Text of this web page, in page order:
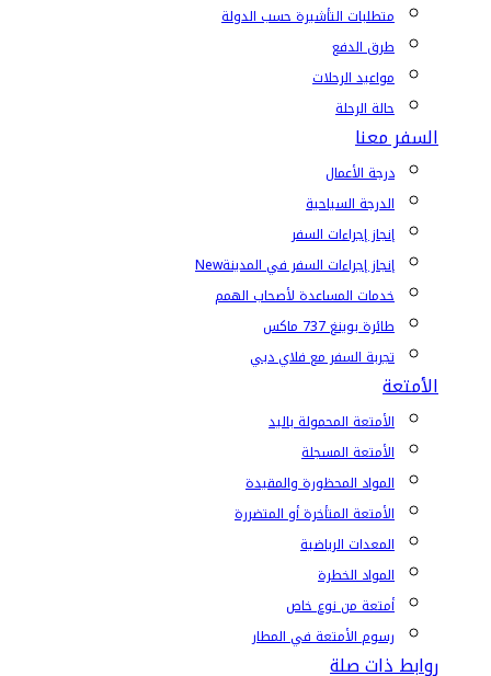
متطلبات التأشيرة حسب الدولة
طرق الدفع
مواعيد الرحلات
حالة الرحلة
السفر معنا
درجة الأعمال
الدرجة السياحية
إنجاز إجراءات السفر
إنجاز إجراءات السفر في المدينةNew
خدمات المساعدة لأصحاب الهمم
طائرة بوينغ 737 ماكس
تجربة السفر مع فلاي دبي
الأمتعة
الأمتعة المحمولة باليد
الأمتعة المسجلة
المواد المحظورة والمقيدة
الأمتعة المتأخرة أو المتضررة
المعدات الرياضية
المواد الخطرة
أمتعة من نوع خاص
رسوم الأمتعة في المطار
روابط ذات صلة